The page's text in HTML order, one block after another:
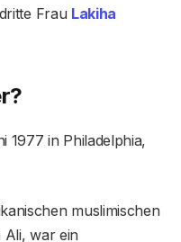
Frau Lakiha
1977 in Philadelphia,
muslimischen
Ali, war ein